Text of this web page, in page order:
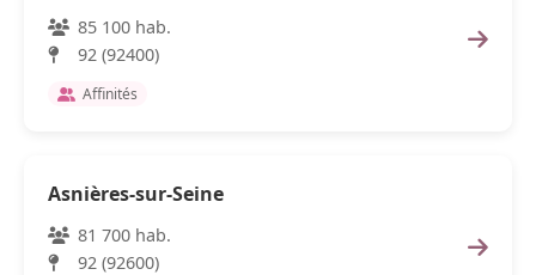
85 100 hab.
92 (92400)
Affinités
Asnières-sur-Seine
81 700 hab.
92 (92600)